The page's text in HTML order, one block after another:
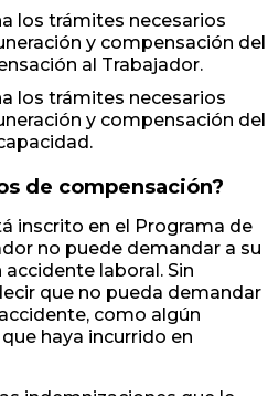
los trámites necesarios
y compensación del
al Trabajador.
los trámites necesarios
y compensación del
de compensación?
inscrito en el Programa de
no puede demandar a su
laboral. Sin
que no pueda demandar
como algún
haya incurrido en